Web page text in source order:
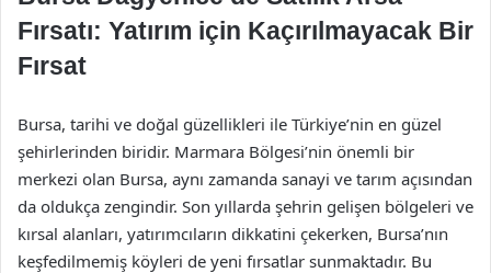
Fırsatı: Yatırım için Kaçırılmayacak Bir
Fırsat
Bursa, tarihi ve doğal güzellikleri ile Türkiye’nin en güzel
şehirlerinden biridir. Marmara Bölgesi’nin önemli bir
merkezi olan Bursa, aynı zamanda sanayi ve tarım açısından
da oldukça zengindir. Son yıllarda şehrin gelişen bölgeleri ve
kırsal alanları, yatırımcıların dikkatini çekerken, Bursa’nın
keşfedilmemiş köyleri de yeni fırsatlar sunmaktadır. Bu